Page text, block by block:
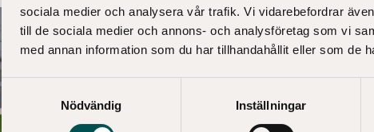
sociala medier och analysera vår trafik. Vi vidarebefordrar
till de sociala medier och annons- och analysföretag som vi
med annan information som du har tillhandahållit eller som de
Samtyckesval
Nödvändig
Inställningar